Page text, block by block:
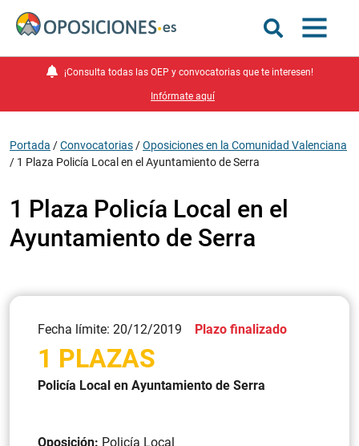
¡Consulta todas las OEP y convocatorias que te interesen!
Infórmate aquí
Portada /Convocatorias /Oposiciones en la Comunidad Valenciana
/ 1 Plaza Policía Local en el Ayuntamiento de Serra
1 Plaza Policía Local en el
Ayuntamiento de Serra
Fecha límite: 20/12/2019 Plazo finalizado
1 PLAZAS
Policía Local en Ayuntamiento de Serra
Oposición: Policía Local